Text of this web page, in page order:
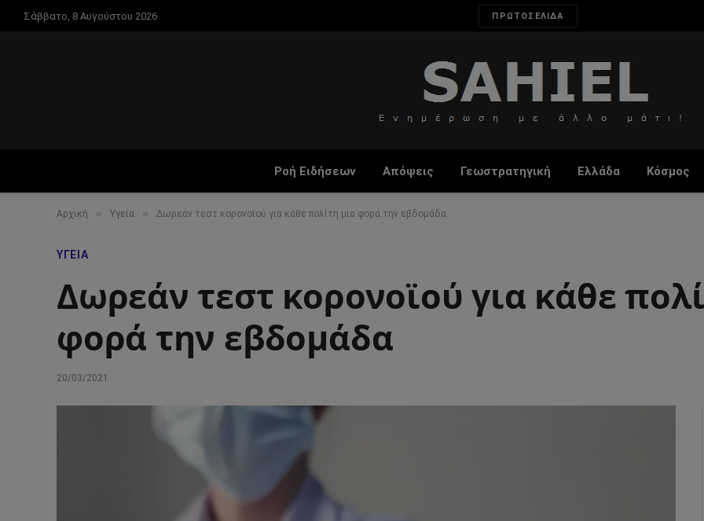
Σάββατο, 8 Αυγούστου 2026 ΠΡΩΤΟΣΕΛΙΔΑ
Ροή Ειδήσεων Απόψεις Γεωστρατηγική Ελλάδα Κόσμος
Αρχική » Υγεία » Δωρεάν τεστ κορονοϊού για κάθε πολίτη μια φορά την εβδομάδα
ΥΓΕΊΑ
Δωρεάν τεστ κορονοϊού για κάθε
φορά την εβδομάδα
20/03/2021